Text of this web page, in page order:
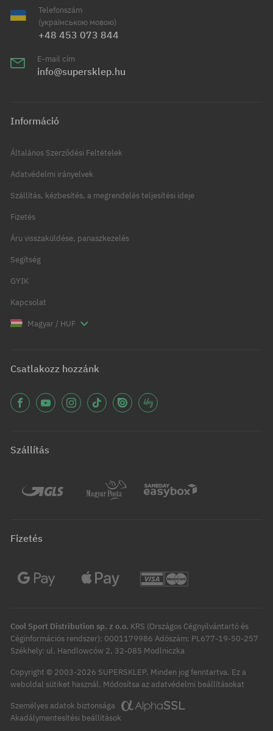
Telefonszám
(українською мовою)
+48 453 073 844
E-mail cím
info@supersklep.hu
Információ
Általános Szerződési Feltételek
Adatvédelmi irányelvek
Szállítás, kézbesítés, a megrendelés teljesítési ideje
Fizetés
Áru visszaküldése, panaszkezelés
Segítség
GYIK
Kapcsolat
Magyar / HUF
Csatlakozz hozzánk
Szállítás
Fizetés
Cool Sport Distribution sp. z o.o. KRS (Országos Cégnyilvántartó és
Céginformációs rendszer): 0001179986 Adószám: PL677-19-50-257
Székhely: ul. Handlowców 2, 32-085 Modlniczka
Copyright © 2003-2026 SUPERSKLEP. Minden jog fenntartva. Ez a
weboldal sütiket használ. Módosítsa az adatvédelmi beállításokat
Személyes adatok biztonsága
Akadálymentesítési beállítások